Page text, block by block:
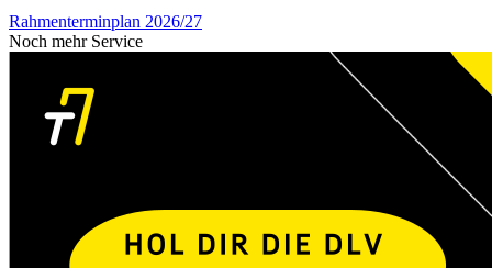
Rahmenterminplan 2026/27
Noch mehr Service